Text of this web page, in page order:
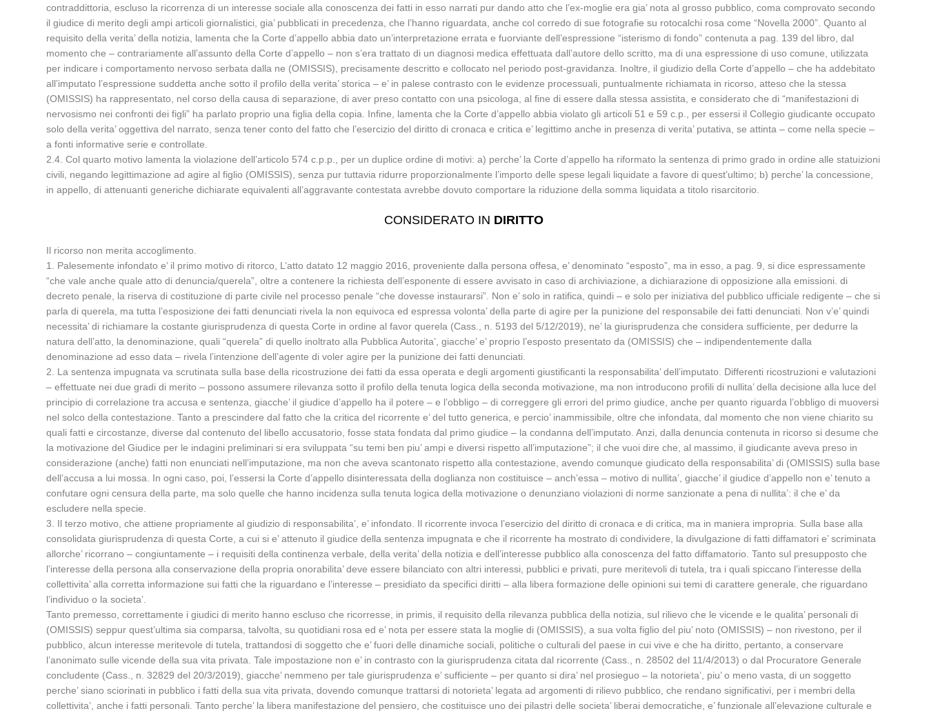
contraddittoria, escluso la ricorrenza di un interesse sociale alla conoscenza dei fatti in esso narrati pur dando atto che l’ex-moglie era gia’ nota al grosso pubblico, coma comprovato secondo
il giudice di merito degli ampi articoli giornalistici, gia’ pubblicati in precedenza, che l’hanno riguardata, anche col corredo di sue fotografie su rotocalchi rosa come “Novella 2000”. Quanto al
requisito della verita’ della notizia, lamenta che la Corte d’appello abbia dato un’interpretazione errata e fuorviante dell’espressione “isterismo di fondo” contenuta a pag. 139 del libro, dal
momento che – contrariamente all’assunto della Corte d’appello – non s’era trattato di un diagnosi medica effettuata dall’autore dello scritto, ma di una espressione di uso comune, utilizzata
per indicare i comportamento nervoso serbata dalla ne (OMISSIS), precisamente descritto e collocato nel periodo post-gravidanza. Inoltre, il giudizio della Corte d’appello – che ha addebitato
all’imputato l’espressione suddetta anche sotto il profilo della verita’ storica – e’ in palese contrasto con le evidenze processuali, puntualmente richiamata in ricorso, atteso che la stessa
(OMISSIS) ha rappresentato, nel corso della causa di separazione, di aver preso contatto con una psicologa, al fine di essere dalla stessa assistita, e considerato che di “manifestazioni di
nervosismo nei confronti dei figli” ha parlato proprio una figlia della copia. Infine, lamenta che la Corte d’appello abbia violato gli articoli 51 e 59 c.p., per essersi il Collegio giudicante occupato
solo della verita’ oggettiva del narrato, senza tener conto del fatto che l’esercizio del diritto di cronaca e critica e’ legittimo anche in presenza di verita’ putativa, se attinta – come nella specie –
a fonti informative serie e controllate.
2.4. Col quarto motivo lamenta la violazione dell’articolo 574 c.p.p., per un duplice ordine di motivi: a) perche’ la Corte d’appello ha riformato la sentenza di primo grado in ordine alle statuizioni
civili, negando legittimazione ad agire al figlio (OMISSIS), senza pur tuttavia ridurre proporzionalmente l’importo delle spese legali liquidate a favore di quest’ultimo; b) perche’ la concessione,
in appello, di attenuanti generiche dichiarate equivalenti all’aggravante contestata avrebbe dovuto comportare la riduzione della somma liquidata a titolo risarcitorio.
CONSIDERATO IN DIRITTO
Il ricorso non merita accoglimento.
1. Palesemente infondato e’ il primo motivo di ritorco, L’atto datato 12 maggio 2016, proveniente dalla persona offesa, e’ denominato “esposto”, ma in esso, a pag. 9, si dice espressamente
“che vale anche quale atto di denuncia/querela”, oltre a contenere la richiesta dell’esponente di essere avvisato in caso di archiviazione, a dichiarazione di opposizione alla emissioni. di
decreto penale, la riserva di costituzione di parte civile nel processo penale “che dovesse instaurarsi”. Non e’ solo in ratifica, quindi – e solo per iniziativa del pubblico ufficiale redigente – che si
parla di querela, ma tutta l’esposizione dei fatti denunciati rivela la non equivoca ed espressa volonta’ della parte di agire per la punizione del responsabile dei fatti denunciati. Non v’e’ quindi
necessita’ di richiamare la costante giurisprudenza di questa Corte in ordine al favor querela (Cass., n. 5193 del 5/12/2019), ne’ la giurisprudenza che considera sufficiente, per dedurre la
natura dell’atto, la denominazione, quali “querela” di quello inoltrato alla Pubblica Autorita’, giacche’ e’ proprio l’esposto presentato da (OMISSIS) che – indipendentemente dalla
denominazione ad esso data – rivela l’intenzione dell’agente di voler agire per la punizione dei fatti denunciati.
2. La sentenza impugnata va scrutinata sulla base della ricostruzione dei fatti da essa operata e degli argomenti giustificanti la responsabilita’ dell’imputato. Differenti ricostruzioni e valutazioni
– effettuate nei due gradi di merito – possono assumere rilevanza sotto il profilo della tenuta logica della seconda motivazione, ma non introducono profili di nullita’ della decisione alla luce del
principio di correlazione tra accusa e sentenza, giacche’ il giudice d’appello ha il potere – e l’obbligo – di correggere gli errori del primo giudice, anche per quanto riguarda l’obbligo di muoversi
nel solco della contestazione. Tanto a prescindere dal fatto che la critica del ricorrente e’ del tutto generica, e percio’ inammissibile, oltre che infondata, dal momento che non viene chiarito su
quali fatti e circostanze, diverse dal contenuto del libello accusatorio, fosse stata fondata dal primo giudice – la condanna dell’imputato. Anzi, dalla denuncia contenuta in ricorso si desume che
la motivazione del Giudice per le indagini preliminari si era sviluppata “su temi ben piu’ ampi e diversi rispetto all’imputazione”; il che vuoi dire che, al massimo, il giudicante aveva preso in
considerazione (anche) fatti non enunciati nell’imputazione, ma non che aveva scantonato rispetto alla contestazione, avendo comunque giudicato della responsabilita’ di (OMISSIS) sulla base
dell’accusa a lui mossa. In ogni caso, poi, l’essersi la Corte d’appello disinteressata della doglianza non costituisce – anch’essa – motivo di nullita’, giacche’ il giudice d’appello non e’ tenuto a
confutare ogni censura della parte, ma solo quelle che hanno incidenza sulla tenuta logica della motivazione o denunziano violazioni di norme sanzionate a pena di nullita’: il che e’ da
escludere nella specie.
3. Il terzo motivo, che attiene propriamente al giudizio di responsabilita’, e’ infondato. Il ricorrente invoca l’esercizio del diritto di cronaca e di critica, ma in maniera impropria. Sulla base alla
consolidata giurisprudenza di questa Corte, a cui si e’ attenuto il giudice della sentenza impugnata e che il ricorrente ha mostrato di condividere, la divulgazione di fatti diffamatori e’ scriminata
allorche’ ricorrano – congiuntamente – i requisiti della continenza verbale, della verita’ della notizia e dell’interesse pubblico alla conoscenza del fatto diffamatorio. Tanto sul presupposto che
l’interesse della persona alla conservazione della propria onorabilita’ deve essere bilanciato con altri interessi, pubblici e privati, pure meritevoli di tutela, tra i quali spiccano l’interesse della
collettivita’ alla corretta informazione sui fatti che la riguardano e l’interesse – presidiato da specifici diritti – alla libera formazione delle opinioni sui temi di carattere generale, che riguardano
l’individuo o la societa’.
Tanto premesso, correttamente i giudici di merito hanno escluso che ricorresse, in primis, il requisito della rilevanza pubblica della notizia, sul rilievo che le vicende e le qualita’ personali di
(OMISSIS) seppur quest’ultima sia comparsa, talvolta, su quotidiani rosa ed e’ nota per essere stata la moglie di (OMISSIS), a sua volta figlio del piu’ noto (OMISSIS) – non rivestono, per il
pubblico, alcun interesse meritevole di tutela, trattandosi di soggetto che e’ fuori delle dinamiche sociali, politiche o culturali del paese in cui vive e che ha diritto, pertanto, a conservare
l’anonimato sulle vicende della sua vita privata. Tale impostazione non e’ in contrasto con la giurisprudenza citata dal ricorrente (Cass., n. 28502 del 11/4/2013) o dal Procuratore Generale
concludente (Cass., n. 32829 del 20/3/2019), giacche’ nemmeno per tale giurisprudenza e’ sufficiente – per quanto si dira’ nel prosieguo – la notorieta’, piu’ o meno vasta, di un soggetto
perche’ siano sciorinati in pubblico i fatti della sua vita privata, dovendo comunque trattarsi di notorieta’ legata ad argomenti di rilievo pubblico, che rendano significativi, per i membri della
collettivita’, anche i fatti personali. Tanto perche’ la libera manifestazione del pensiero, che costituisce uno dei pilastri delle societa’ liberai democratiche, e’ funzionale all’elevazione culturale e